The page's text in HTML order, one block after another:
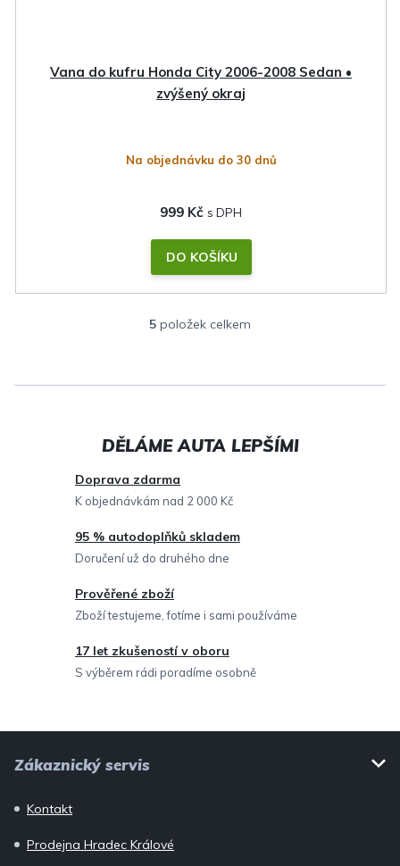
Vana do kufru Honda City 2006-2008 Sedan •
zvýšený okraj
Na objednávku do 30 dnů
999 Kč
DO KOŠÍKU
O
l
a
í
p
r
y
v
ý
5 položek celkem
Doprava zdarma
K objednávkám nad 2 000 Kč
95 % autodoplňků skladem
Doručení už do druhého dne
Prověřené zboží
Zboží testujeme, fotíme i sami používáme
17 let zkušeností v oboru
S výběrem rádi poradíme osobně
Zákaznický servis
Kontakt
Prodejna Hradec Králové